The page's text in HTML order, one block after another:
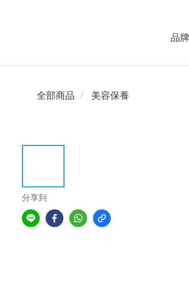
品
全部商品 美容保養
分享到